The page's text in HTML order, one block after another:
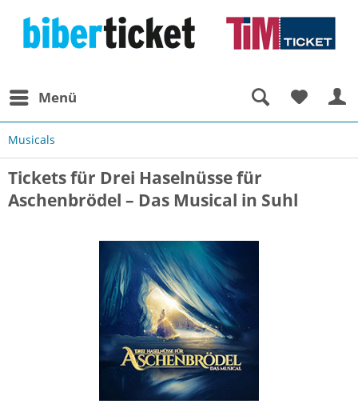
Menü
Musicals
Tickets für Drei Haselnüsse für
Aschenbrödel – Das Musical in Suhl